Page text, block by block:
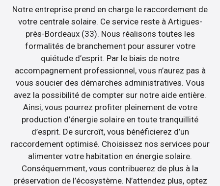
Notre entreprise prend en charge le raccordement de
votre centrale solaire. Ce service reste à Artigues-
près-Bordeaux (33). Nous réalisons toutes les
formalités de branchement pour assurer votre
quiétude d’esprit. Par le biais de notre
accompagnement professionnel, vous n’aurez pas à
vous soucier des démarches administratives. Vous
avez la possibilité de compter sur notre aide entière.
Ainsi, vous pourrez profiter pleinement de votre
production d’énergie solaire en toute tranquillité
d’esprit. De surcroît, vous bénéficierez d’un
raccordement optimisé. Choisissez nos services pour
alimenter votre habitation en énergie solaire.
Conséquemment, vous contribuerez de plus à la
préservation de l’écosystème. N’attendez plus, optez